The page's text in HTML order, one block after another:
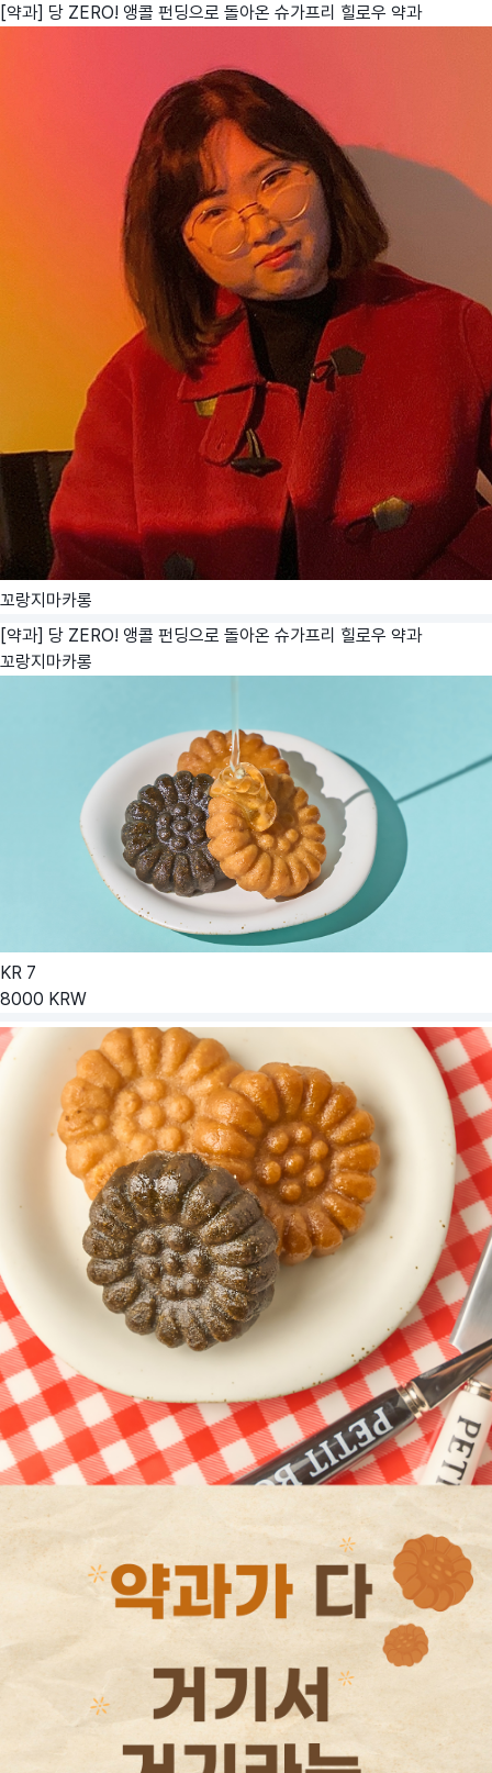
[약과] 당 ZERO! 앵콜 펀딩으로 돌아온 슈가프리 힐로우 약과
꼬랑지마카롱
[약과] 당 ZERO! 앵콜 펀딩으로 돌아온 슈가프리 힐로우 약과
꼬랑지마카롱
KR 7
8000 KRW